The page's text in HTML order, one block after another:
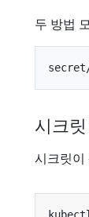
두 방법
시크
시크릿이